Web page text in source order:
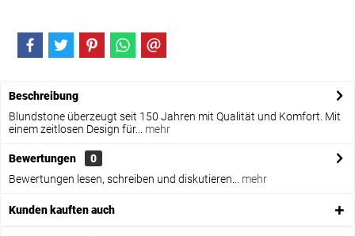
Beschreibung
Blundstone überzeugt seit 150 Jahren mit Qualität und Komfort. Mit
einem zeitlosen Design für...
mehr
Bewertungen
0
Bewertungen lesen, schreiben und diskutieren...
mehr
Kunden kauften auch